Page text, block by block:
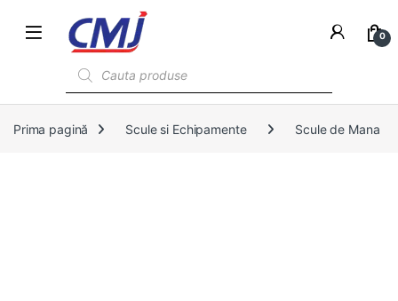
0
Prima pagină Scule si Echipamente Scule de Mana